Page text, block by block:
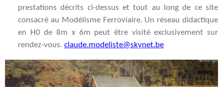
prestations décrits ci-dessus et tout au long de ce site
consacré au Modélisme Ferroviaire. Un réseau didactique
en H0 de 8m x 6m peut être visité exclusivement sur
rendez-vous. claude.modeliste@skynet.be